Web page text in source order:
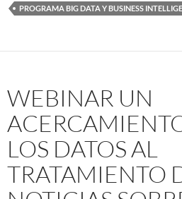
PROGRAMA BIG DATA Y BUSINESS
WEBINAR UN
LOS DATOS AL
TRATAMIENTO